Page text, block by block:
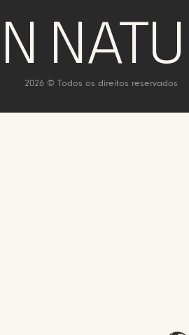
2026 © Todos os direitos reservados